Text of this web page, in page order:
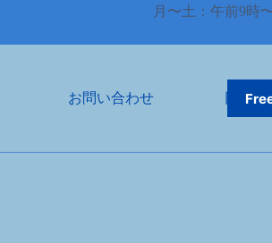
月〜土：午前9時
お問い合わせ 日本語